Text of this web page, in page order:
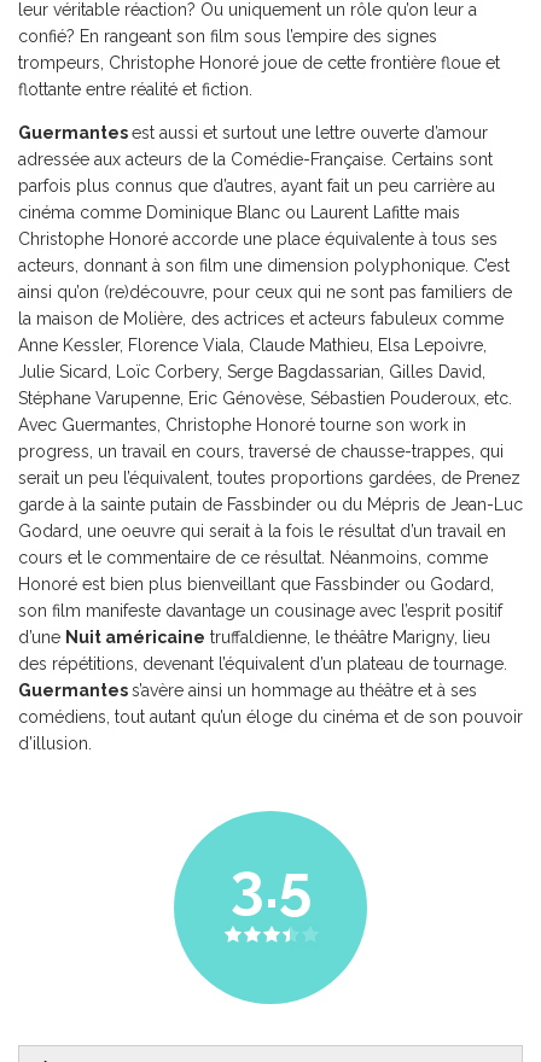
leur véritable réaction? Ou uniquement un rôle qu’on leur a
confié? En rangeant son film sous l’empire des signes
trompeurs, Christophe Honoré joue de cette frontière floue et
flottante entre réalité et fiction.
Guermantesest aussi et surtout une lettre ouverte d’amour
adressée aux acteurs de la Comédie-Française. Certains sont
parfois plus connus que d’autres, ayant fait un peu carrière au
cinéma comme Dominique Blanc ou Laurent Lafitte mais
Christophe Honoré accorde une place équivalente à tous ses
acteurs, donnant à son film une dimension polyphonique. C’est
ainsi qu’on (re)découvre, pour ceux qui ne sont pas familiers de
la maison de Molière, des actrices et acteurs fabuleux comme
Anne Kessler, Florence Viala, Claude Mathieu, Elsa Lepoivre,
Julie Sicard, Loïc Corbery, Serge Bagdassarian, Gilles David,
Stéphane Varupenne, Eric Génovèse, Sébastien Pouderoux, etc.
Avec Guermantes, Christophe Honoré tourne son work in
progress, un travail en cours, traversé de chausse-trappes, qui
serait un peu l’équivalent, toutes proportions gardées, de Prenez
garde à la sainte putain de Fassbinder ou du Mépris de Jean-Luc
Godard, une oeuvre qui serait à la fois le résultat d’un travail en
cours et le commentaire de ce résultat. Néanmoins, comme
Honoré est bien plus bienveillant que Fassbinder ou Godard,
son film manifeste davantage un cousinage avec l’esprit positif
d’une Nuit américaine truffaldienne, le théâtre Marigny, lieu
des répétitions, devenant l’équivalent d’un plateau de tournage.
Guermantess’avère ainsi un hommage au théâtre et à ses
comédiens, tout autant qu’un éloge du cinéma et de son pouvoir
d’illusion.
3.5